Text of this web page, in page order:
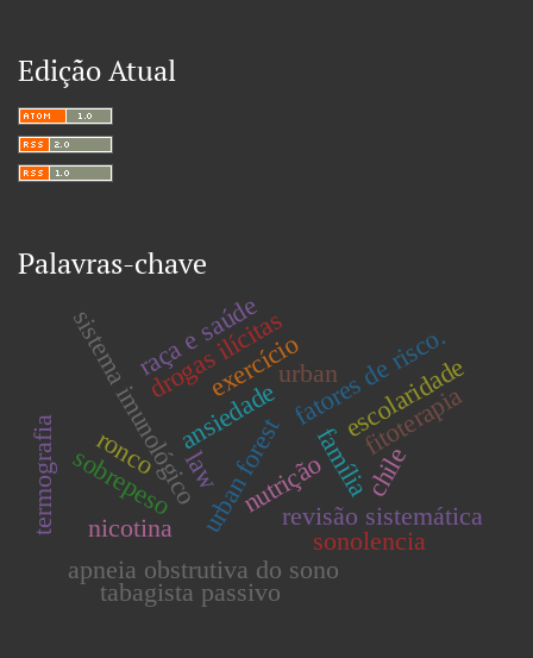
Edição Atual
Palavras-chave
urban forest
fatores de risco.
urban
revisão sistemática
sistema imunológicoansiedade escolaridade
exercício
família
drogas ilícitas
chile
ronco
sonolencia
apneia obstrutiva do sono
raça e saúde
nutrição
law
sobrepeso
fitoterapia
nicotina
tabagista passivo
termografia